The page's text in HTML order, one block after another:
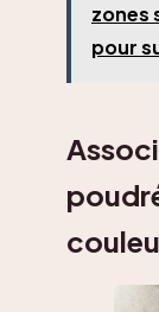
zones
pour